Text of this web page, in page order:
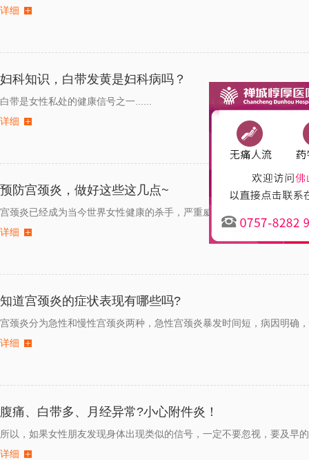
详细
妇科知识，白带发黄是妇科病吗？
白带是女性私处的健康信号之一......
详细
预防宫颈炎，做好这些这几点~
宫颈炎已经成为当今世界女性健康的杀手，严重威胁了女性患者的健康。
详细
知道宫颈炎的症状表现有哪些吗?
宫颈炎分为急性和慢性宫颈炎两种，急性宫颈炎暴发时间短，病因明确
详细
腹痛、白带多、月经异常?小心附件炎！
所以，如果女性朋友发现身体出现类似的信号，一定不要忽视，要及早
详细